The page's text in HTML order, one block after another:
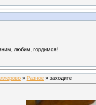
любим, гордимся!
» Разное » заходите